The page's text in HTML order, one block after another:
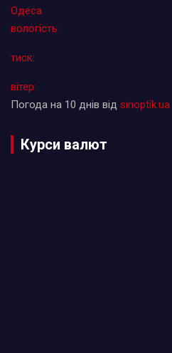
Одеса
вологість:
тиск:
вітер:
Погода на 10 днів від sinoptik.ua
Курси валют